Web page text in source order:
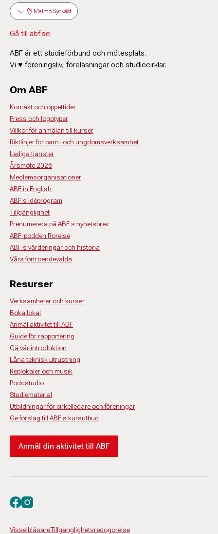
Malmö Sydväst
Gå till abf.se
ABF är ett studieförbund och mötesplats.
Vi ♥ föreningsliv, föreläsningar och studiecirklar.
Om ABF
Kontakt och öppettider
Press och logotyper
Villkor för anmälan till kurser
Riktlinjer för barn- och ungdomsverksamhet
Lediga tjänster
Årsmöte 2026
Medlemsorganisationer
ABF in English
ABF:s idéprogram
Tillgänglighet
Prenumerera på ABF:s nyhetsbrev
ABF-podden Rörelse
ABF:s värderingar och historia
Våra förtroendevalda
Resurser
Verksamheter och kurser
Boka lokal
Anmäl aktivitet till ABF
Guide för rapportering
Gå vår introduktion
Låna teknisk utrustning
Replokaler och musik
Poddstudio
Studiematerial
Utbildningar för cirkelledare och föreningar
Ge förslag till ABF:s kursutbud
Anmäl din aktivitet till ABF
VisselblåsareTillgänglighetsredogörelse
Besök oss på facebook
Besök oss på instagram